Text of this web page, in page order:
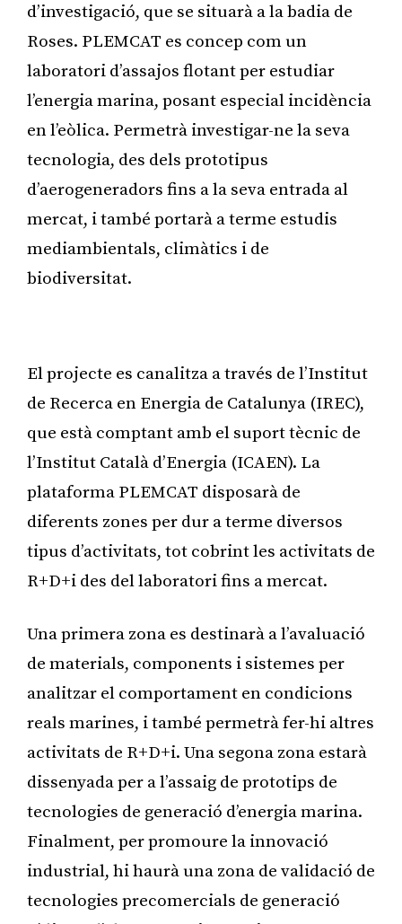
d’investigació, que se situarà a la badia de
Roses. PLEMCAT es concep com un
laboratori d’assajos flotant per estudiar
l’energia marina, posant especial incidència
en l’eòlica. Permetrà investigar-ne la seva
tecnologia, des dels prototipus
d’aerogeneradors fins a la seva entrada al
mercat, i també portarà a terme estudis
mediambientals, climàtics i de
biodiversitat.
El projecte es canalitza a través de l’Institut
de Recerca en Energia de Catalunya (IREC),
que està comptant amb el suport tècnic de
l’Institut Català d’Energia (ICAEN). La
plataforma PLEMCAT disposarà de
diferents zones per dur a terme diversos
tipus d’activitats, tot cobrint les activitats de
R+D+i des del laboratori fins a mercat.
Una primera zona es destinarà a l’avaluació
de materials, components i sistemes per
analitzar el comportament en condicions
reals marines, i també permetrà fer-hi altres
activitats de R+D+i. Una segona zona estarà
dissenyada per a l’assaig de prototips de
tecnologies de generació d’energia marina.
Finalment, per promoure la innovació
industrial, hi haurà una zona de validació de
tecnologies precomercials de generació